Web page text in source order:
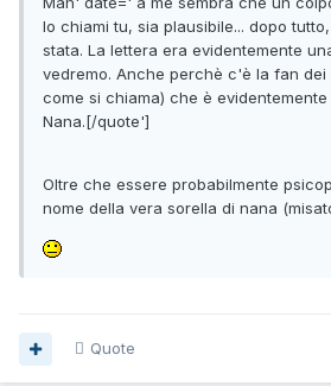
lo chiami tu, sia plausibile... dopo
stata. La lettera era evidentemente
vedremo. Anche perchè c'è la fan dei
come si chiama) che è
Nana.[/quote']
Oltre che essere probabilmente
nome della vera sorella di nana
Quote